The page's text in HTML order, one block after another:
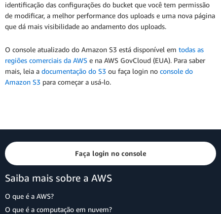
identificação das configurações do bucket que você tem permissão
de modificar, a melhor performance dos uploads e uma nova página
que dá mais visibilidade ao andamento dos uploads.
O console atualizado do Amazon S3 está disponível em todas as
regiões comerciais da AWS e na AWS GovCloud (EUA). Para saber
mais, leia a documentação do S3 ou faça login no console do
Amazon S3 para começar a usá-lo.
Faça login no console
Saiba mais sobre a AWS
O que é a AWS?
O que é a computação em nuvem?